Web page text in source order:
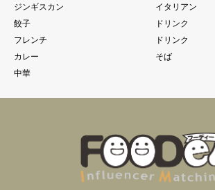
ジンギスカン
イタリアン
餃子
ドリンク
フレンチ
ドリンク
カレー
そば
中華